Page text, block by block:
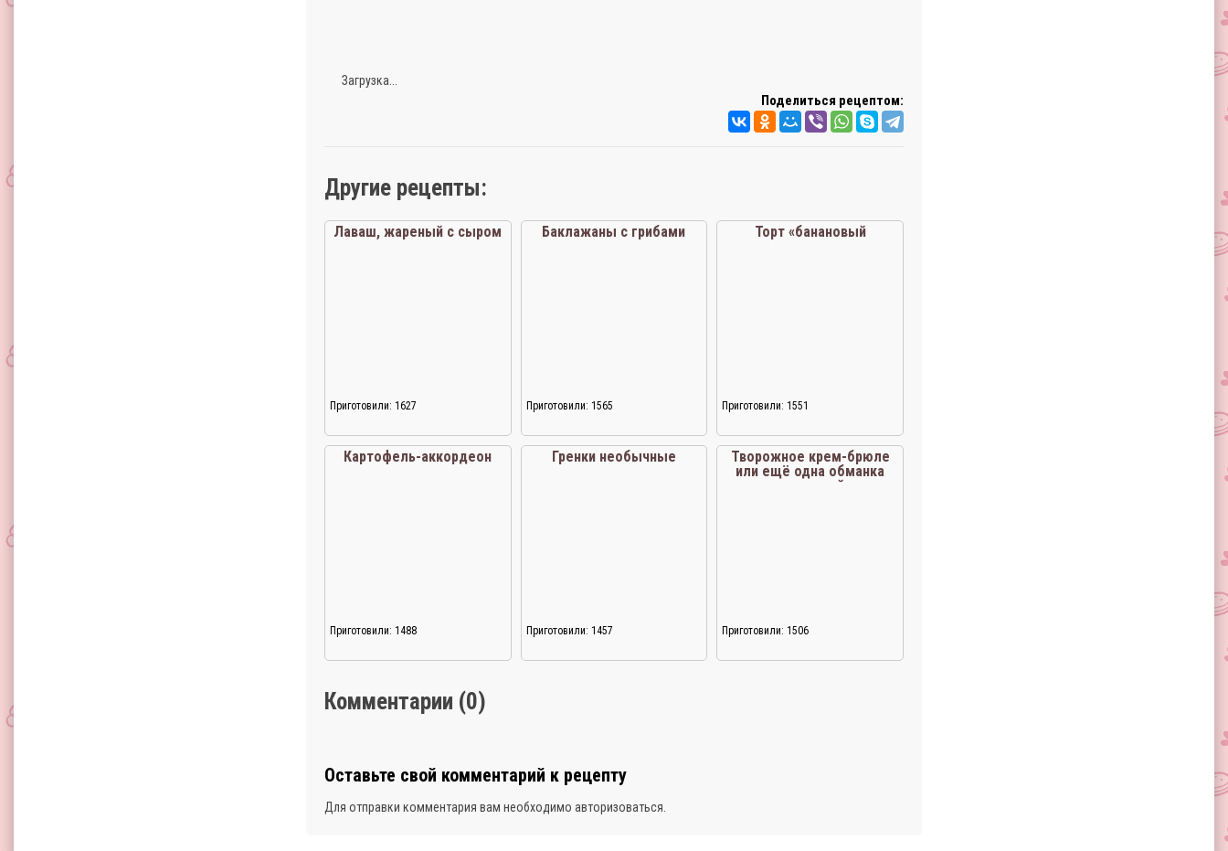
Загрузка...
Поделиться рецептом:
Другие рецепты:
Лаваш, жареный с сыром
Приготовили: 1627
Баклажаны с грибами
Приготовили: 1565
Торт «банановый
Приготовили: 1551
Картофель-аккордеон
Приготовили: 1488
Гренки необычные
Приготовили: 1457
Творожное крем-брюле
или ещё одна обманка
для детей
Приготовили: 1506
Комментарии (0)
Оставьте свой комментарий к рецепту
Для отправки комментария вам необходимо авторизоваться